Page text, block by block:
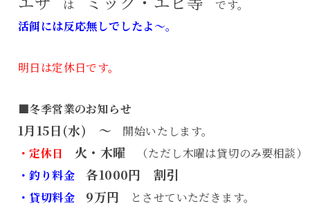
は
です。
活餌には反応無しでしたよ～。
明日は定休日です。
■冬季営業のお知らせ
1月15日(水) ～ 開始いたします。
・定休日
火・木曜 （ただし木曜は貸切のみ要相談）
・釣り料金
各1000円 割引
・貸切料金 9万円 とさせていただきます。